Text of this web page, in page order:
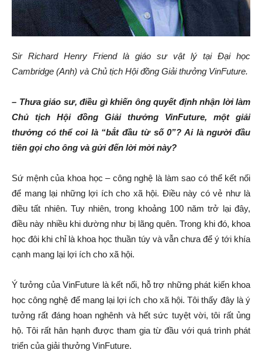
Sir Richard Henry Friend là giáo sư vật lý tại Đại học
Cambridge (Anh) và Chủ tịch Hội đồng Giải thưởng VinFuture.
– Thưa giáo sư, điều gì khiến ông quyết định nhận lời làm
Chủ tịch Hội đồng Giải thưởng VinFuture, một giải
thưởng có thể coi là “bắt đầu từ số 0”? Ai là người đầu
tiên gọi cho ông và gửi đến lời mời này?
Sứ mệnh của khoa học – công nghệ là làm sao có thể kết nối
để mang lại những lợi ích cho xã hội. Điều này có vẻ như là
điều tất nhiên. Tuy nhiên, trong khoảng 100 năm trở lại đây,
điều này nhiều khi dường như bị lãng quên. Trong khi đó, khoa
học đôi khi chỉ là khoa học thuần túy và vẫn chưa để ý tới khía
cạnh mang lại lợi ích cho xã hội.
Ý tưởng của VinFuture là kết nối, hỗ trợ những phát kiến khoa
học công nghệ để mang lại lợi ích cho xã hội. Tôi thấy đây là ý
tưởng rất đáng hoan nghênh và hết sức tuyệt vời, tôi rất ủng
hộ. Tôi rất hân hạnh được tham gia từ đầu với quá trình phát
triển của giải thưởng VinFuture.